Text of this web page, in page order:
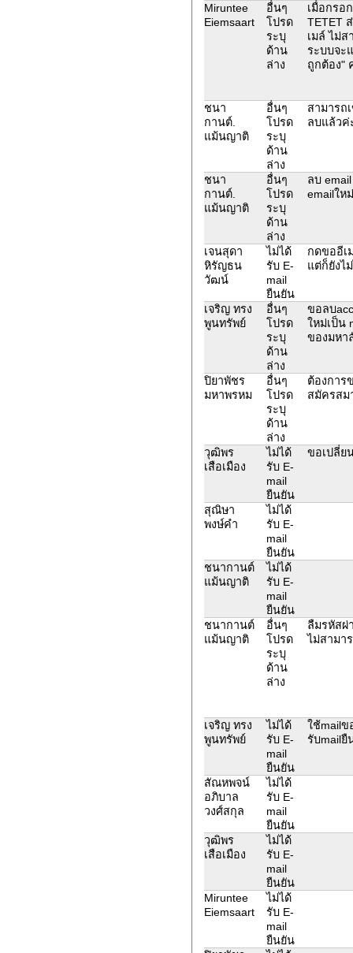
Miruntee
Eiemsaart
อื่นๆ
โปรด
ระบุ
ด้าน
ล่าง
เมื่อกรอ
TETET
เมล์ ไม่ส
ระบบจะ
ถูกต้อง"
ชนา
กานต์.
แม้นญาติ
อื่นๆ
โปรด
ระบุ
ด้าน
ล่าง
สามารถ
ลบแล้ว
ชนา
กานต์.
แม้นญาติ
อื่นๆ
โปรด
ระบุ
ด้าน
ล่าง
ลบ
emailใหม่
เจนสุดา
หิรัญธน
วัฒน์
ไม่ได้
รับ E-
mail
ยืนยัน
กดขออีเ
แต่ก็ยังไ
เจริญ​ ทรง
พูนทรัพย์
อื่นๆ
โปรด
ระบุ
ด้าน
ล่าง
ขอลบ
ใหม่เป็น
ของมหา
ปิยาพัชร
มหาพรหม
อื่นๆ
โปรด
ระบุ
ด้าน
ล่าง
ต้องการ
สมัครสม
วุฒิพร
เสือเมือง
ไม่ได้
รับ E-
mail
ยืนยัน
ขอเปลี่ย
สุณิษา
พงษ์คำ
ไม่ได้
รับ E-
mail
ยืนยัน
ชนากานต์
แม้นญาติ
ไม่ได้
รับ E-
mail
ยืนยัน
ชนากานต์
แม้นญาติ
อื่นๆ
โปรด
ระบุ
ด้าน
ล่าง
ลืมรหัสผ่
ไม่สามา
เจริญ ทรง​
พูน​ทรัพย์
ไม่ได้
รับ E-
mail
ยืนยัน
ใช้mailข
รับmailยื
สัณหพจน์
อภิบาล
วงศ์สกุล
ไม่ได้
รับ E-
mail
ยืนยัน
วุฒิพร
เสือเมือง
ไม่ได้
รับ E-
mail
ยืนยัน
Miruntee
Eiemsaart
ไม่ได้
รับ E-
mail
ยืนยัน